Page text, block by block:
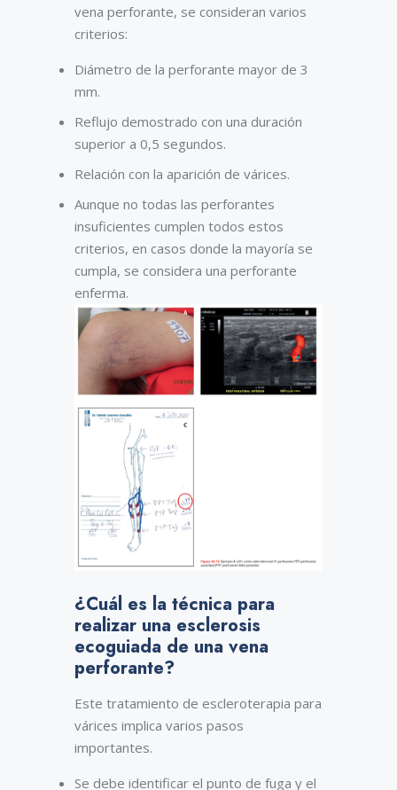
vena perforante, se consideran varios
criterios:
Diámetro de la perforante mayor de 3
mm.
Reflujo demostrado con una duración
superior a 0,5 segundos.
Relación con la aparición de várices.
Aunque no todas las perforantes
insuficientes cumplen todos estos
criterios, en casos donde la mayoría se
cumpla, se considera una perforante
enferma.
¿Cuál es la técnica para
realizar una esclerosis
ecoguiada de una vena
perforante?
Este tratamiento de escleroterapia para
várices implica varios pasos
importantes.
Se debe identificar el punto de fuga y el